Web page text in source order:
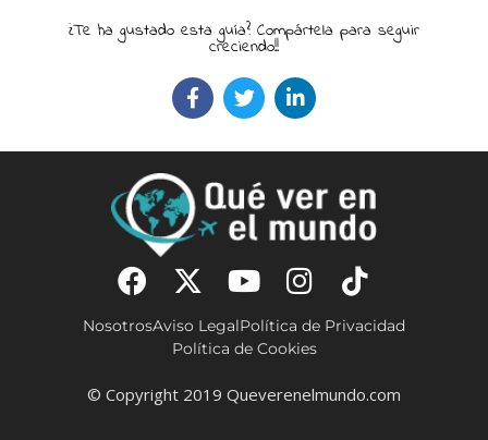
¿Te ha gustado esta guía? Compártela para seguir
creciendo!!
NosotrosAviso LegalPolítica de Privacidad
Política de Cookies
© Copyright 2019 Queverenelmundo.com